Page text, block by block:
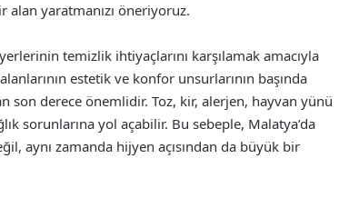
yaratmanızı öneriyoruz.
temizlik ihtiyaçlarını karşılamak amacıyla
estetik ve konfor unsurlarının başında
son derece önemlidir. Toz, kir, alerjen, hayvan yünü
sorunlarına yol açabilir. Bu sebeple, Malatya’da
aynı zamanda hijyen açısından da büyük bir